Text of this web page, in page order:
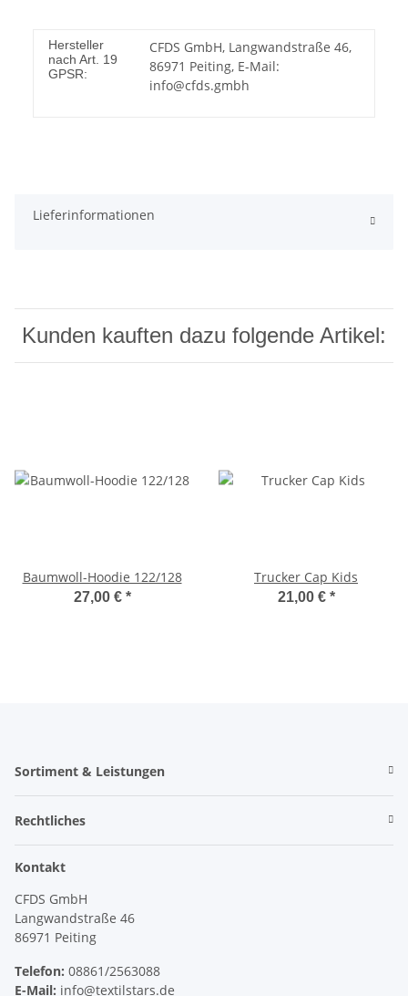
Hersteller
nach Art. 19
GPSR:
CFDS GmbH, Langwandstraße 46,
86971 Peiting, E-Mail:
info@cfds.gmbh
Lieferinformationen
Kunden kauften dazu folgende Artikel:
Baumwoll-Hoodie 122/128
27,00 € *
Trucker Cap Kids
21,00 € *
Sortiment & Leistungen
Rechtliches
Kontakt
CFDS GmbH
Langwandstraße 46
86971 Peiting
Telefon: 08861/2563088
E-Mail: info@textilstars.de